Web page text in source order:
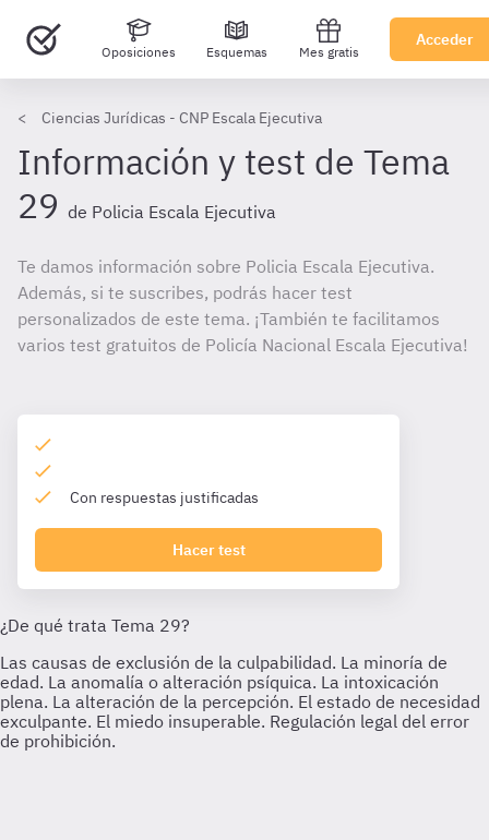
Oposiciones Esquemas Mes gratis
Acceder
Ciencias Jurídicas - CNP Escala Ejecutiva
Información y test de Tema
29 de Policia Escala Ejecutiva
Te damos información sobre Policia Escala Ejecutiva.
Además, si te suscribes, podrás hacer test
personalizados de este tema. ¡También te facilitamos
varios test gratuitos de Policía Nacional Escala Ejecutiva!
Con respuestas justificadas
Hacer test